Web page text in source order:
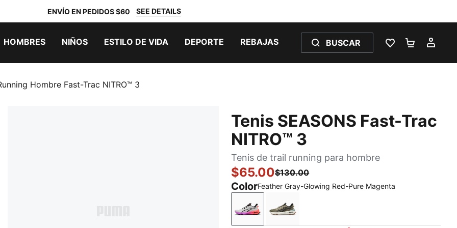
ENVÍO EN PEDIDOS $60 SEE DETAILS
HOMBRES NIÑOS ESTILO DE VIDA DEPORTE REBAJAS BUSCAR
LISTA DE
Hombre Fast-Trac NITRO™ 3
Tenis SEASONS Fast-Trac
NITRO™ 3
Tenis de trail running para hombre
$65.00$130.00
ColorFeather Gray-Glowing Red-Pure Magenta
Feather Gray-Glowing Red-Pure Magenta
Loden Green-PUMA Black